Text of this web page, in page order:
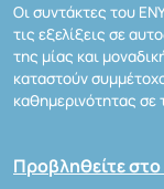
Οι συντάκτες του
τις εξελίξεις σε
της μίας και
καταστούν
καθημερινότητας σε
Προβληθείτε στο